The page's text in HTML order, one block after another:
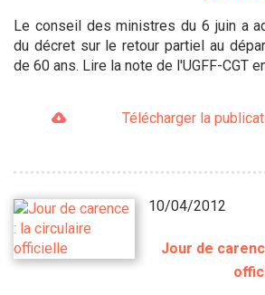
Le conseil des ministres du 6 juin a
du décret sur le retour partiel au
de 60 ans. Lire la note de l'UGFF-CGT
Télécharger la
10/04/2012
Jour de